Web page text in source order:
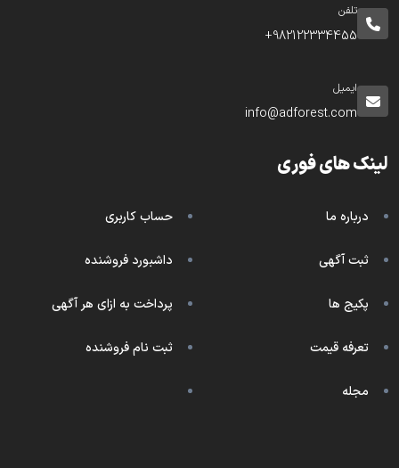
تلفن
982122334455+
ایمیل
info@adforest.com
لینک های فوری
درباره ما
ثبت آگهی
پکیج ها
تعرفه قیمت
مجله
حساب کاربری
داشبورد فروشنده
پرداخت به ازای هر آگهی
ثبت نام فروشنده